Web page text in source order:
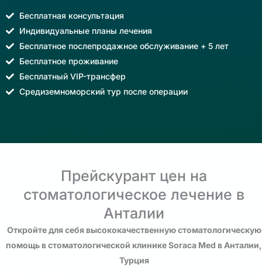
Бесплатная консультация
Индивидуальные планы лечения
Бесплатное послепродажное обслуживание + 5 лет
Бесплатное проживание
Бесплатный VIP-трансфер
Средиземноморский тур после операции
Прейскурант цен на
стоматологическое лечение в
Анталии
Откройте для себя высококачественную стоматологическую
помощь в стоматологической клинике Soraca Med в Анталии,
Турция